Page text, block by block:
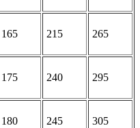
165 215 265
175 240 295
180 245 305